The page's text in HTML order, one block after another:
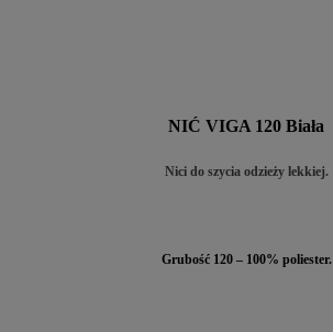
NIĆ VIGA 120 Biała
Nici do szycia odzieży lekkiej.
Grubość 120 – 100% poliester.